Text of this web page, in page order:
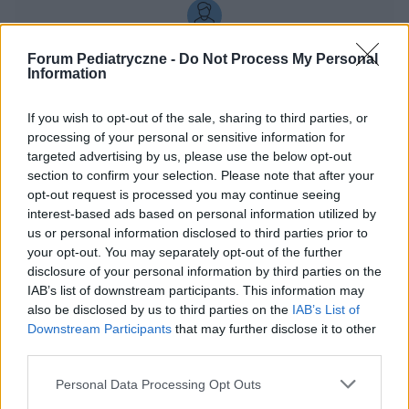
Forum Pediatryczne - Do Not Process My Personal
Information
If you wish to opt-out of the sale, sharing to third parties, or
processing of your personal or sensitive information for
targeted advertising by us, please use the below opt-out
section to confirm your selection. Please note that after your
opt-out request is processed you may continue seeing
interest-based ads based on personal information utilized by
us or personal information disclosed to third parties prior to
your opt-out. You may separately opt-out of the further
disclosure of your personal information by third parties on the
IAB’s list of downstream participants. This information may
also be disclosed by us to third parties on the IAB’s List of
Downstream Participants that may further disclose it to other
Personal Data Processing Opt Outs
czymś martwic
gość
Moja córka 5 lat, po 3-ech dawkach summaded
po 5 ml na dzień, w czwartym dniu - okropny ból
głowy, rano i wieczór. Ból głowy przy którym
dziecko jest blade i bardzo słabe - nigdy takiej
sytuacji nie mieliśmy. Paracetamol nie pomoga,
bo tylko 2 godziny jest dobrze, potem znów ból
powraca.
Forum:Pediatria - grupa dla rodziny i pacjenta
gość
Zgrubienie na piersi u 12 latki
Witam, u mojej 12 letniej Córki zauważyłam na
lewej piersi zgrubienie, Córka mówi że przy